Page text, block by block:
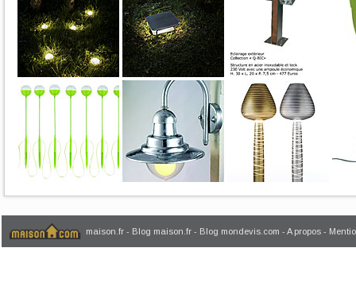
maison.fr - Blog maison.fr - Blog mondevis.com - A propos -